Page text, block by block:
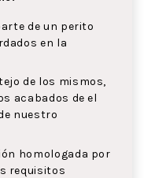
de un perito
en la
de los mismos,
acabados de el
nuestro
homologada por
requisitos